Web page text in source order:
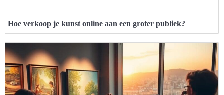
Hoe verkoop je kunst online aan een groter publiek?